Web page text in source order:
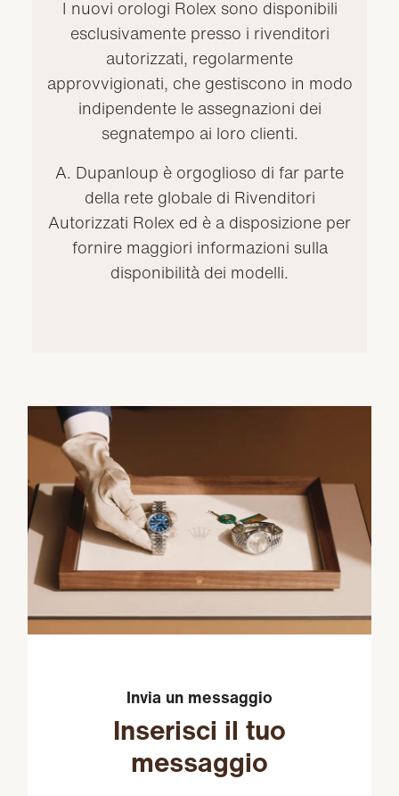
I nuovi orologi Rolex sono disponibili
esclusivamente presso i rivenditori
autorizzati, regolarmente
approvvigionati, che gestiscono in modo
indipendente le assegnazioni dei
segnatempo ai loro clienti.
A. Dupanloup è orgoglioso di far parte
della rete globale di Rivenditori
Autorizzati Rolex ed è a disposizione per
fornire maggiori informazioni sulla
disponibilità dei modelli.
Invia un messaggio
Inserisci il tuo
messaggio